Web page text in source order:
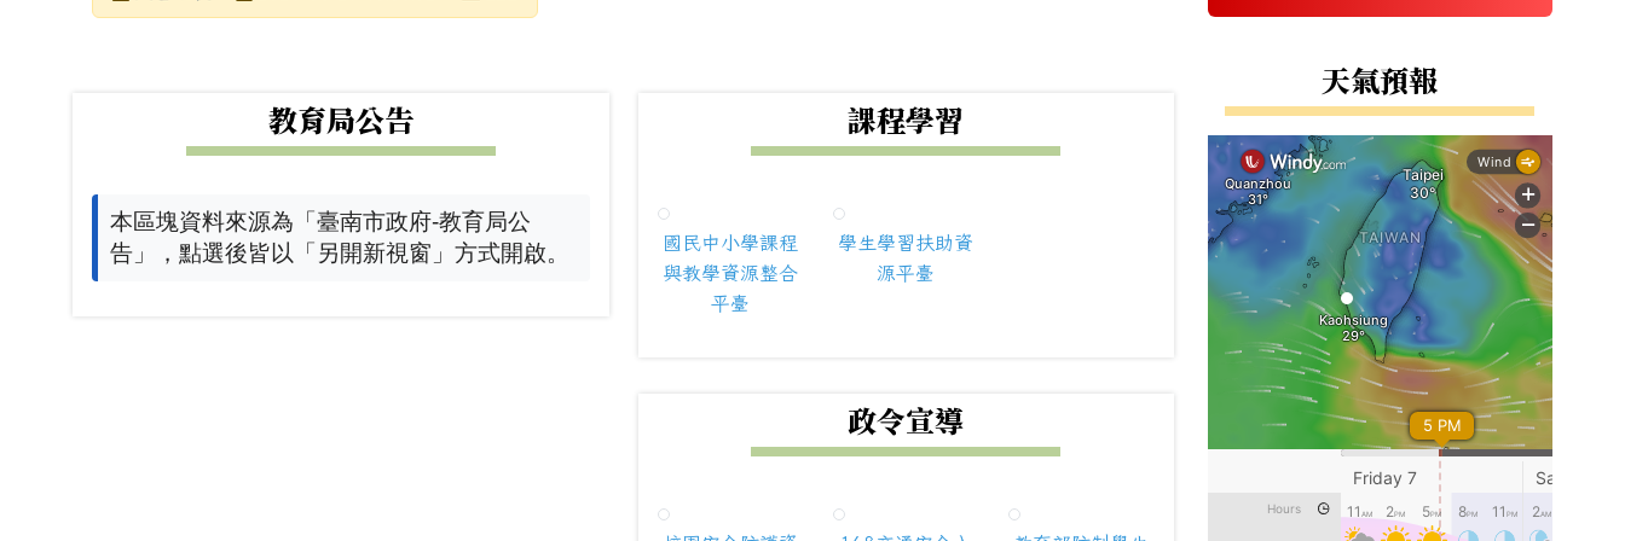
教育局公告
本區塊資料來源為「臺南市政府-教育局公
告」，點選後皆以「另開新視窗」方式開啟。
課程學習
國民中小學課程
與教學資源整合
平臺
學生學習扶助資
源平臺
政令宣導
右邊區域內容
天氣預報